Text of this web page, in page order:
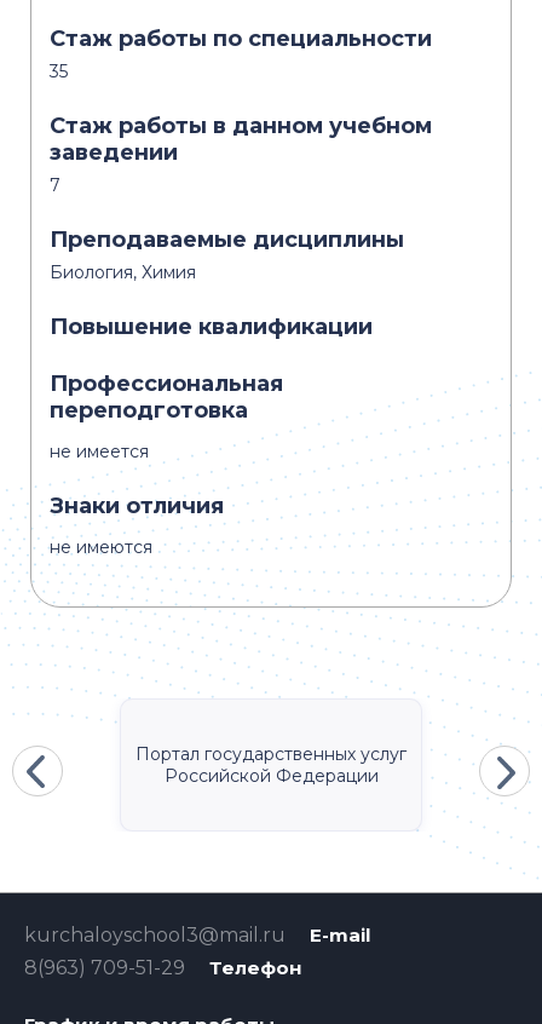
Стаж работы по специальности
35
Стаж работы в данном учебном
заведении
7
Преподаваемые дисциплины
Биология, Химия
Повышение квалификации
Профессиональная
переподготовка
не имеется
Знаки отличия
не имеются
Портал государственных услуг
Российской Федерации
E-mail
kurchaloyschool3@mail.ru
Телефон
8(963) 709-51-29